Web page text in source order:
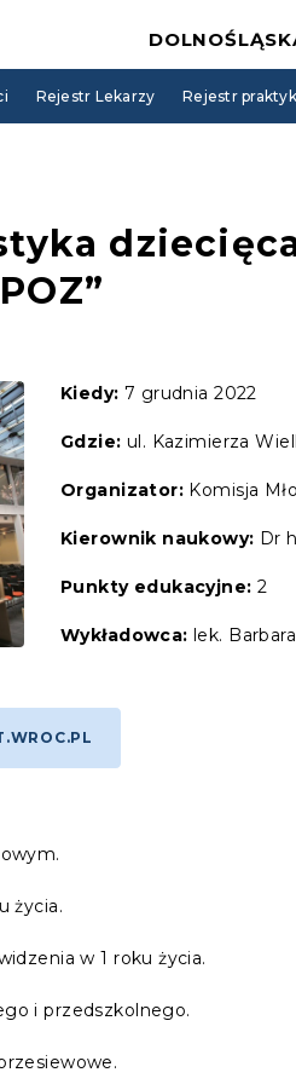
Rejestr Lekarzy Rejestr praktyk
Kiedy: 7 grudnia 2022
Gdzie: ul. Kazimierza
Organizator: Komisja
Kierownik naukowy: Dr
Punkty edukacyjne: 2
Wykładowca: lek.
życia.
w 1 roku życia.
i przedszkolnego.